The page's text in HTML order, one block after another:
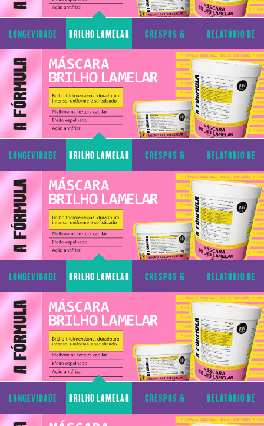
LONGEVIDADE
CAPILAR
BRILHO LAMELAR CRESPOS &
CACHOS
RELATÓRIO DE
TRANSPARÊNCIA
LONGEVIDADE
CAPILAR
BRILHO LAMELAR CRESPOS &
CACHOS
RELATÓRIO DE
TRANSPARÊNCIA
LONGEVIDADE
CAPILAR
BRILHO LAMELAR CRESPOS &
CACHOS
RELATÓRIO DE
TRANSPARÊNCIA
LONGEVIDADE
CAPILAR
BRILHO LAMELAR CRESPOS &
CACHOS
RELATÓRIO DE
TRANSPARÊNCIA